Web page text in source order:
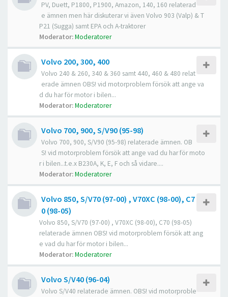
PV, Duett, P1800, P1900, Amazon, 140, 160 relaterad
e ämnen men här diskuterar vi även Volvo 903 (Valp) & T
P21 (Sugga) samt EPA och A-traktorer
Moderator:Moderatorer
Volvo 200, 300, 400
Volvo 240 & 260, 340 & 360 samt 440, 460 & 480 relat
erade ämnen OBS! vid motorproblem försök att ange va
d du har för motor i bilen...
Moderator:Moderatorer
Volvo 700, 900, S/V90 (95-98)
Volvo 700, 900, S/V90 (95-98) relaterade ämnen. OB
S! vid motorproblem försök att ange vad du har för moto
r i bilen...t.e.x B230A, K, E, F och så vidare....
Moderator:Moderatorer
Volvo 850, S/V70 (97-00) , V70XC (98-00), C7
0 (98-05)
Volvo 850, S/V70 (97-00) , V70XC (98-00), C70 (98-05)
relaterade ämnen OBS! vid motorproblem försök att ang
e vad du har för motor i bilen...
Moderator:Moderatorer
Volvo S/V40 (96-04)
Volvo S/V40 relaterade ämnen. OBS! vid motorproble